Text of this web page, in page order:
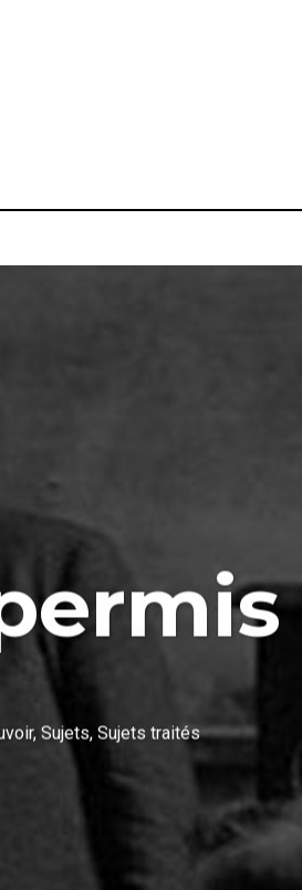
, Sujets, Sujets traités